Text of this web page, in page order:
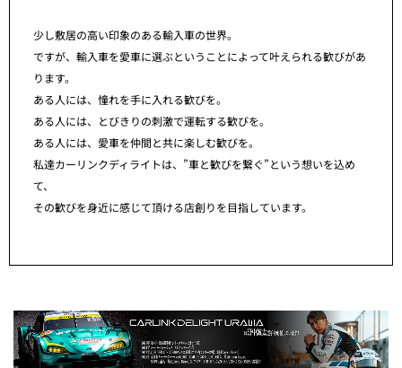
少し敷居の高い印象のある輸入車の世界。
ですが、輸入車を愛車に選ぶということによって叶えられる歓びがあ
ります。
ある人には、憧れを手に入れる歓びを。
ある人には、とびきりの刺激で運転する歓びを。
ある人には、愛車を仲間と共に楽しむ歓びを。
私達カーリンクディライトは、”車と歓びを繋ぐ”という想いを込め
て、
その歓びを身近に感じて頂ける店創りを目指しています。